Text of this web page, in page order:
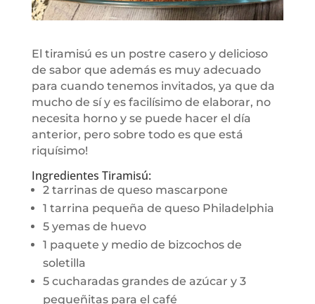
El tiramisú es un postre casero y delicioso
de sabor que además es muy adecuado
para cuando tenemos invitados, ya que da
mucho de sí y es facilísimo de elaborar, no
necesita horno y se puede hacer el día
anterior, pero sobre todo es que está
riquísimo!
Ingredientes Tiramisú:
2 tarrinas de queso mascarpone
1 tarrina pequeña de queso Philadelphia
5 yemas de huevo
1 paquete y medio de bizcochos de
soletilla
5 cucharadas grandes de azúcar y 3
pequeñitas para el café